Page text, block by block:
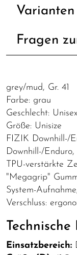
Fragen
grey/mud, Gr. 41
Farbe: grau
Geschlecht: Unisex
Größe: Unisize
FIZIK Downhill-/
Downhill-/
TPU-verstärkte
"Megagrip"
System-
Verschluss:
Technische
Einsatzbereich: